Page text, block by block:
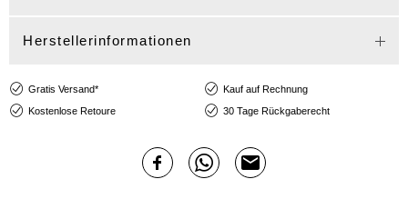
Herstellerinformationen
Gratis Versand*
Kauf auf Rechnung
Kostenlose Retoure
30 Tage Rückgaberecht